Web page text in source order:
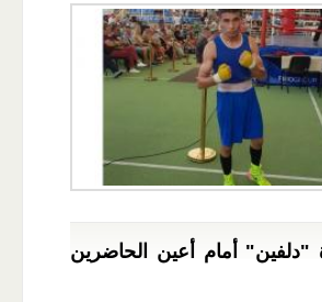
"دلفين" أمام أعين الحاضرين